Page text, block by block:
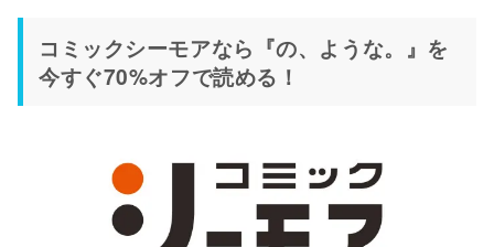
コミックシーモアなら『の、ような。』を
今すぐ70%オフで読める！